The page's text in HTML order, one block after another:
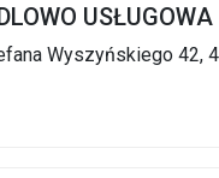
Wyszyńskiego 42,